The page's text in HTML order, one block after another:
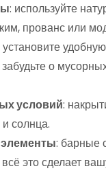
: используйте
прованс или
установите
о
условий:
солнца.
: барные
это сделает